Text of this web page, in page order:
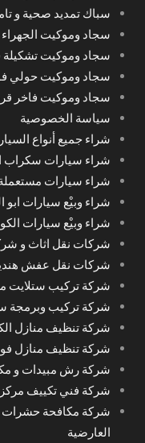
سباك تمديد صحية و
سجاد وموكيت
سجاد وموكيت تشكيلة
سجاد وموكيت حولي فوري 24
سجاد وموكيت فاخر
سياسة الخصوصية
شراء جميع أنواع
شراء سيارات سكراب
شراء سيارات
شراء وبيْع سيارات
شراء وبيْع سيارات
شركات نقل اثاث و
شركات نقل عفش
شركة تركيب ستلايت
شركة تركيب وبرمجة
شركة تنظيف منازل
شركة تنظيف منازل
شركة رش مبيدات و
شركة فني تكييف
شركة مكافحة حشرات
العارضية